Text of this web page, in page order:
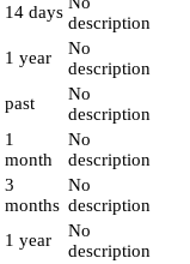
14 days
description
1 year
No
description
past
No
description
1
month
No
description
3
months
No
description
1 year
No
description